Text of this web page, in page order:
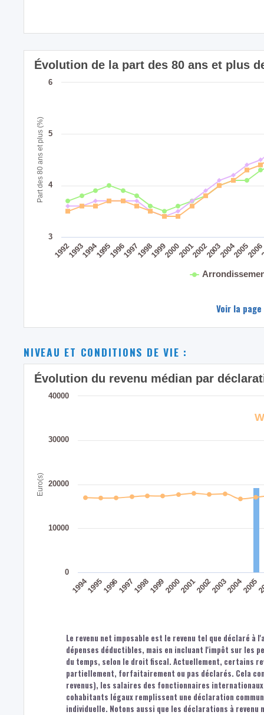
Part des 80 ans et plus (%)
Évolution de la part des 80 ans et plus
199219931994199519961997199819992000200120022003200420052006
3
4
5
6
Voir la
NIVEAU ET CONDITIONS DE VIE :
Euro(s)
Évolution du revenu médian par
199419951996199719981999200020012002200320042005
0
10000
20000
30000
40000
Le revenu net imposable est le revenu tel que déclaré
dépenses déductibles, mais en incluant l'impôt sur les
du temps, selon le droit fiscal. Actuellement, certains
partiellement, forfaitairement ou pas déclarés. Cela
revenus), les salaires des fonctionnaires
cohabitants légaux remplissent une déclaration
individuelle. Notons aussi que les déclarations à